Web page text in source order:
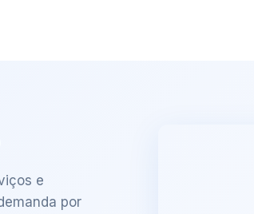
e
por